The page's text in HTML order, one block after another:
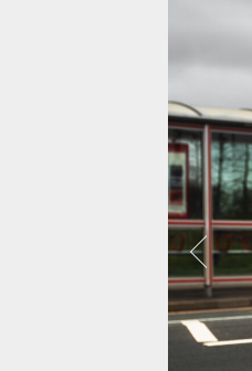
모든사진보기